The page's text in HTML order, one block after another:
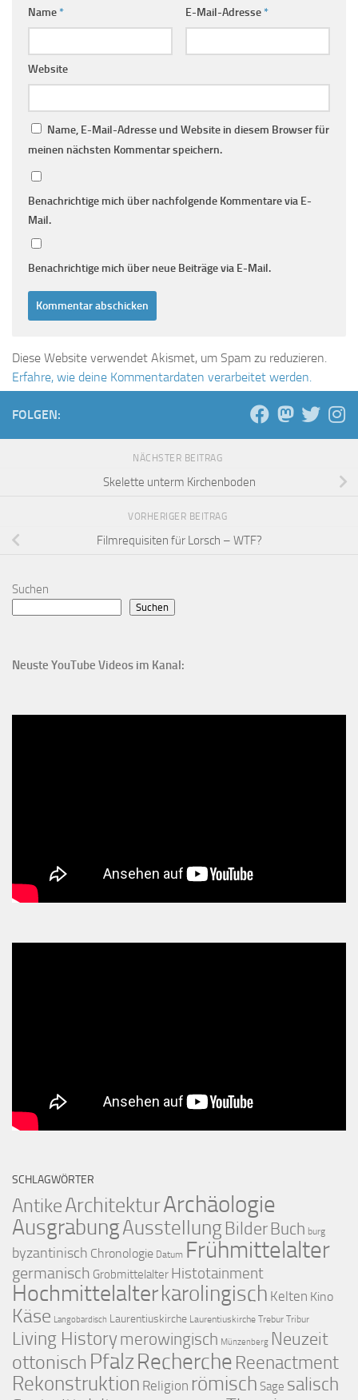
Name* E-Mail-Adresse*
Website
Name, E-Mail-Adresse und Website in diesem Browser für
meinen nächsten Kommentar speichern.
Benachrichtige mich über nachfolgende Kommentare via E-
Mail.
Benachrichtige mich über neue Beiträge via E-Mail.
Diese Website verwendet Akismet, um Spam zu reduzieren.
Erfahre, wie deine Kommentardaten verarbeitet werden.
FOLGEN:
NÄCHSTER BEITRAG
Skelette unterm Kirchenboden
VORHERIGER BEITRAG
Filmrequisiten für Lorsch – WTF?
Suchen
Suchen
Neuste YouTube Videos im Kanal:
SCHLAGWÖRTER
AntikeArchitekturArchäologie
AusgrabungAusstellungBilder Buch burg
byzantinisch Chronologie Datum Frühmittelalter
germanisch Grobmittelalter Histotainment
Hochmittelalterkarolingisch Kelten Kino
Käse Langobardisch Laurentiuskirche Laurentiuskirche Trebur Tribur
Living Historymerowingisch Münzenberg Neuzeit
ottonisch PfalzRecherche Reenactment
Rekonstruktion Religion römisch Sage salisch